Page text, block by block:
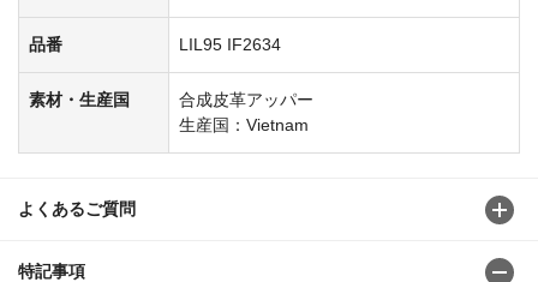
品番 LIL95 IF2634
素材・生産国
合成皮革アッパー
生産国：Vietnam
よくあるご質問
特記事項